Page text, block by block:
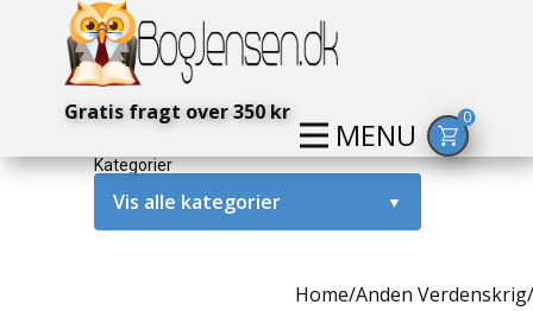
MENU
Gratis fragt over 350 kr 0
Kategorier
Vis alle kategorier ▼
Home/Anden Verdenskrig/